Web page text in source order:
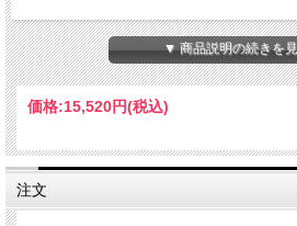
※透明色はビニール（厚0.3mm）となります。
▼ 商品説明の続きを
価格:15,520円(税込)
注文